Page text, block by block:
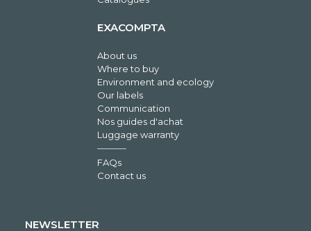
EXACOMPTA
About us
Where to buy
Environment and ecology
Our labels
Communication
Nos guides d'achat
Luggage warranty
FAQs
Contact us
NEWSLETTER